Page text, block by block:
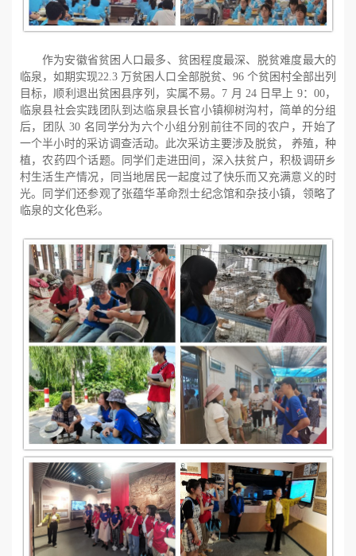
作为安徽省贫困人口最多、贫困程度最深、脱贫难度最大的
临泉，如期实现22.3 万贫困人口全部脱贫、96 个贫困村全部出列
目标，顺利退出贫困县序列，实属不易。7 月 24 日早上 9：00，
临泉县社会实践团队到达临泉县长官小镇柳树沟村，简单的分组
后，团队 30 名同学分为六个小组分别前往不同的农户，开始了
一个半小时的采访调查活动。此次采访主要涉及脱贫， 养殖，种
植，农药四个话题。同学们走进田间，深入扶贫户，积极调研乡
村生活生产情况，同当地居民一起度过了快乐而又充满意义的时
光。同学们还参观了张蕴华革命烈士纪念馆和杂技小镇，领略了
临泉的文化色彩。